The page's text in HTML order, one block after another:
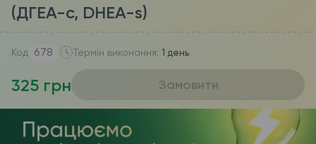
(ДГЕА-с, DHEA-s)
Код 678 Термін виконання: 1 день
325 грн Замовити